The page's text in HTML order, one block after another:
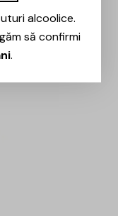
alcoolice.
să confirmi
.